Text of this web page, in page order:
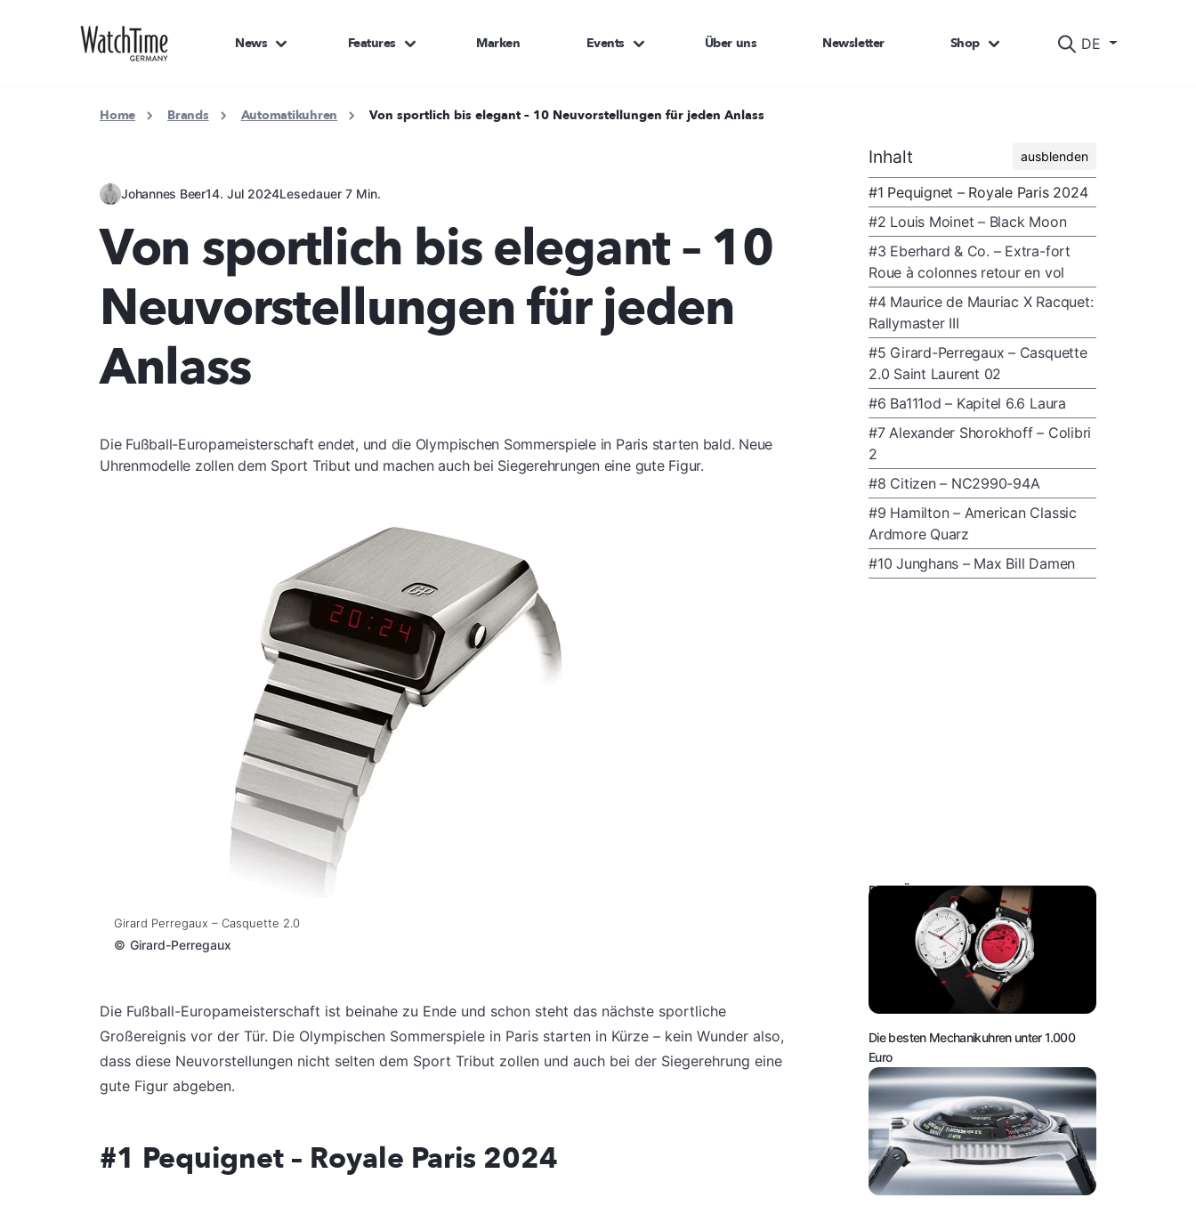
DE
News Features Marken Events Über uns Newsletter Shop
Home Brands Automatikuhren Von sportlich bis elegant – 10 Neuvorstellungen für jeden Anlass
Johannes Beer14. Jul 2024Lesedauer 7 Min.
Von sportlich bis elegant – 10
Neuvorstellungen für jeden
Anlass
Die Fußball-Europameisterschaft endet, und die Olympischen Sommerspiele in Paris starten bald. Neue
Uhrenmodelle zollen dem Sport Tribut und machen auch bei Siegerehrungen eine gute Figur.
Girard Perregaux – Casquette 2.0
© Girard-Perregaux
Die Fußball-Europameisterschaft ist beinahe zu Ende und schon steht das nächste sportliche
Großereignis vor der Tür. Die Olympischen Sommerspiele in Paris starten in Kürze – kein Wunder also,
dass diese Neuvorstellungen nicht selten dem Sport Tribut zollen und auch bei der Siegerehrung eine
gute Figur abgeben.
#1 Pequignet – Royale Paris 2024
Inhalt ausblenden
#1 Pequignet – Royale Paris 2024
#2 Louis Moinet – Black Moon
#3 Eberhard & Co. – Extra-fort
Roue à colonnes retour en vol
#4 Maurice de Mauriac X Racquet:
Rallymaster III
#5 Girard-Perregaux – Casquette
2.0 Saint Laurent 02
#6 Ba111od – Kapitel 6.6 Laura
#7 Alexander Shorokhoff – Colibri
2
#8 Citizen – NC2990-94A
#9 Hamilton – American Classic
Ardmore Quarz
#10 Junghans – Max Bill Damen
DAS KÖNNTE SIE AUCH INTERESSIEREN:
Die besten Mechanikuhren unter 1.000
Euro